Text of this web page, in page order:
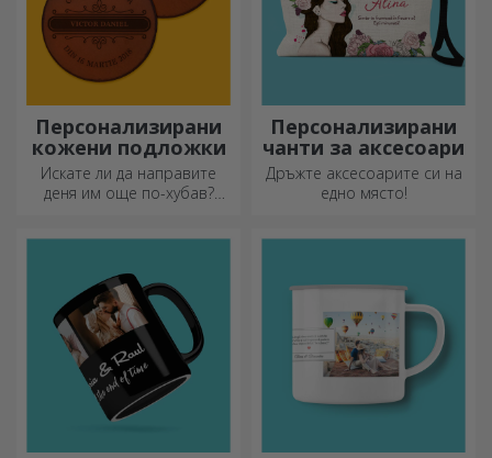
Персонализирани
кожени подложки
Искате ли да направите
деня им още по-хубав?
бъдат персонализирани.
Персонализирани
чанти за аксесоари
Дръжте аксесоарите си на
едно място!